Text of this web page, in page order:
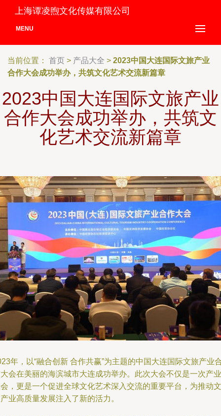
上海谭凌煦文化传媒有限公司
MENU
当前位置： 首页 > 产品大全 > 2023中国大连国际文旅产业
合作大会成功举办，共筑文化艺术交流新篇章
2023中国大连国际文旅产业
合作大会成功举办，共筑文
化艺术交流新篇章
年，以“融合创新 合作共赢”为主题的中国大连国际文旅产业
会在美丽的海滨城市大连成功举办。此次大会不仅是一次产业
，更是一个促进全球文化艺术深入交流的重要平台，为推动文
业高质量发展注入了新的活力。